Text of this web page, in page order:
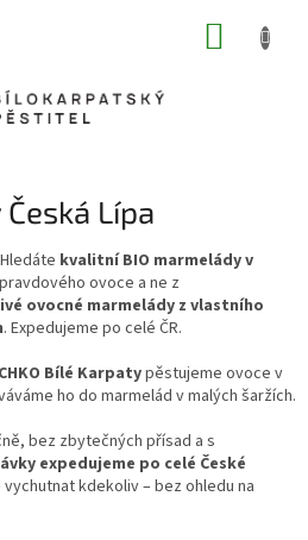
Lípa
kvalitní BIO marmelády v
ovoce a ne z
ovocné marmelády z vlastního
. Expedujeme po celé ČR.
CHKO Bílé Karpatypěstujeme ovoce v
ho do marmelád v malých šaržích.
bez zbytečných přísad a s
expedujeme po celé České
kdekoliv – bez ohledu na